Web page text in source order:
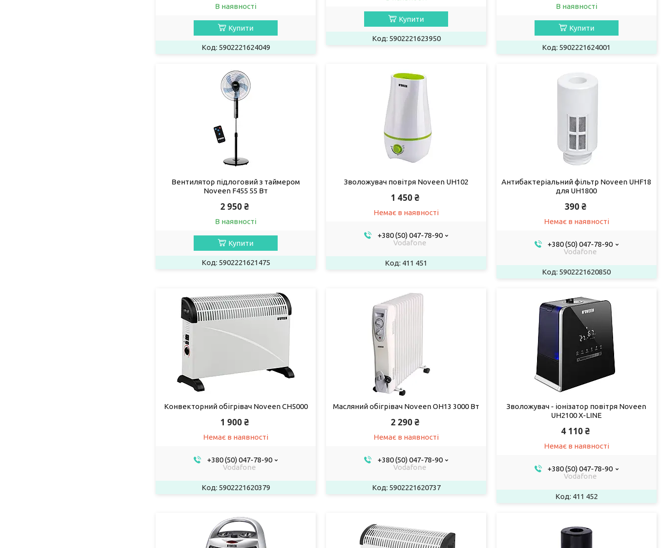
В наявності
Купити
5902221624049
Купити
5902221623950
В наявності
Купити
5902221624001
Вентилятор підлоговий з таймером
Noveen F455 55 Вт
2 950 ₴
В наявності
Купити
5902221621475
Зволожувач повітря Noveen UH102
1 450 ₴
Немає в наявності
+380 (50) 047-78-90
Vodafone
411 451
Антибактеріальний фільтр Noveen UHF18
для UH1800
390 ₴
Немає в наявності
+380 (50) 047-78-90
Vodafone
5902221620850
Конвекторний обігрівач Noveen CH5000
1 900 ₴
Немає в наявності
+380 (50) 047-78-90
Vodafone
5902221620379
Масляний обігрівач Noveen OH13 3000 Вт
2 290 ₴
Немає в наявності
+380 (50) 047-78-90
Vodafone
5902221620737
Зволожувач - іонізатор повітря Noveen
UH2100 X-LINE
4 110 ₴
Немає в наявності
+380 (50) 047-78-90
Vodafone
411 452